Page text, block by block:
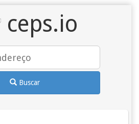
ceps.io
Buscar